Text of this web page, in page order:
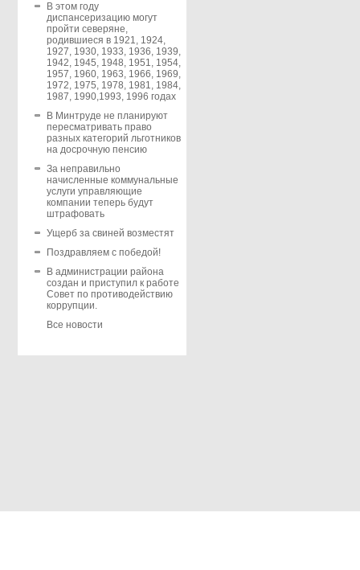
В этом году
диспансеризацию могут
пройти северяне,
родившиеся в 1921, 1924,
1927, 1930, 1933, 1936, 1939,
1942, 1945, 1948, 1951, 1954,
1957, 1960, 1963, 1966, 1969,
1972, 1975, 1978, 1981, 1984,
1987, 1990,1993, 1996 годах
В Минтруде не планируют
пересматривать право
разных категорий льготников
на досрочную пенсию
За неправильно
начисленные коммунальные
услуги управляющие
компании теперь будут
штрафовать
Ущерб за свиней возместят
Поздравляем с победой!
В администрации района
создан и приступил к работе
Совет по противодействию
коррупции.
Все новости